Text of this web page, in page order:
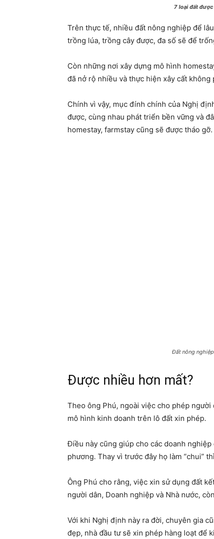
7 loại đất
Trên thực tế, nhiều đất nông nghiệp để
trồng lúa, trồng cây được, đa số sẽ để
Còn những nơi xây dựng mô hình
đã nở rộ nhiều và thực hiện xây cất không
Chính vì vậy, mục đính chính của Nghị
được, cùng nhau phát triển bền vững và
homestay, farmstay cũng sẽ được tháo gỡ.
Đất nông
Được nhiều hơn mất?
Theo ông Phú, ngoài việc cho phép
mô hình kinh doanh trên lô đất xin phép.
Điều này cũng giúp cho các doanh
phương. Thay vì trước đây họ làm “chui”
Ông Phú cho rằng, việc xin sử dụng đất
người dân, Doanh nghiệp và Nhà nước,
Với khi Nghị định này ra đời, chuyên gia
đẹp, nhà đầu tư sẽ xin phép hàng loạt để